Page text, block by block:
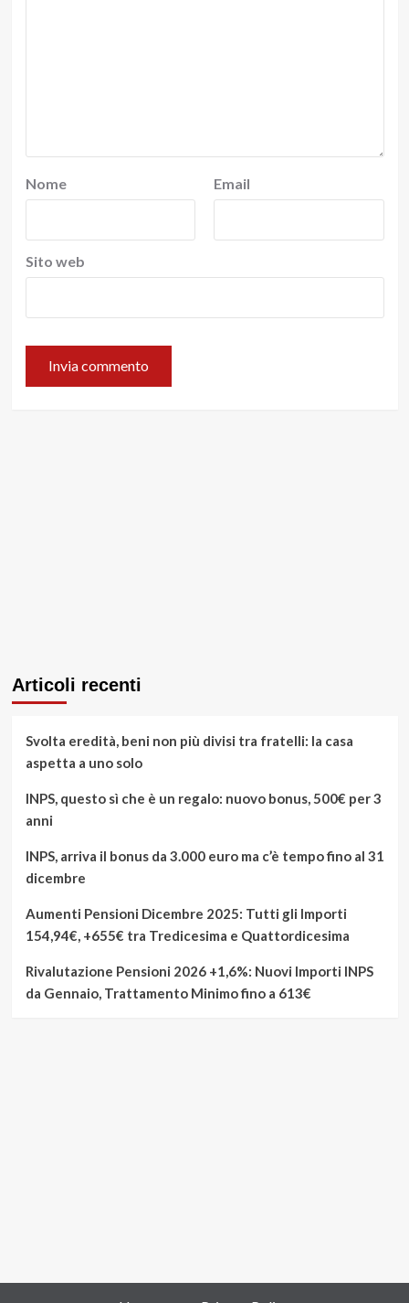
Nome Email
Sito web
Articoli recenti
Svolta eredità, beni non più divisi tra fratelli: la casa
aspetta a uno solo
INPS, questo sì che è un regalo: nuovo bonus, 500€ per 3
anni
INPS, arriva il bonus da 3.000 euro ma c’è tempo fino al 31
dicembre
Aumenti Pensioni Dicembre 2025: Tutti gli Importi
154,94€, +655€ tra Tredicesima e Quattordicesima
Rivalutazione Pensioni 2026 +1,6%: Nuovi Importi INPS
da Gennaio, Trattamento Minimo fino a 613€